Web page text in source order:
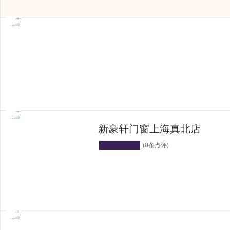
4
5
新豪轩门窗上海真北店
(0条点评)
6